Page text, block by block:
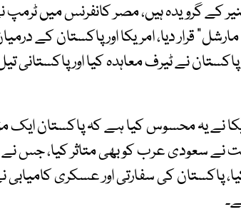
کے گرویدہ ہیں، مصر کانفرنس میں
قرار دیا، امریکا اور پاکستان کے
نے ٹیرف معاہدہ کیا اور پاکستانی
نے یہ محسوس کیا ہے کہ پاکستان ایک
سعودی عرب کو بھی متاثر کیا، جس
پاکستان کی سفارتی اور عسکری